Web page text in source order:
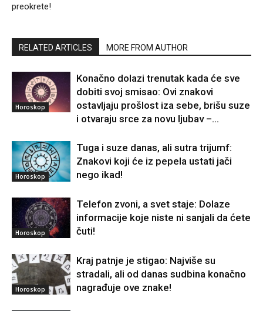
preokrete!
RELATED ARTICLES MORE FROM AUTHOR
Horoskop
Konačno dolazi trenutak kada će sve
dobiti svoj smisao: Ovi znakovi
ostavljaju prošlost iza sebe, brišu suze
i otvaraju srce za novu ljubav –...
Horoskop
Tuga i suze danas, ali sutra trijumf:
Znakovi koji će iz pepela ustati jači
nego ikad!
Horoskop
Telefon zvoni, a svet staje: Dolaze
informacije koje niste ni sanjali da ćete
čuti!
Horoskop
Kraj patnje je stigao: Najviše su
stradali, ali od danas sudbina konačno
nagrađuje ove znake!